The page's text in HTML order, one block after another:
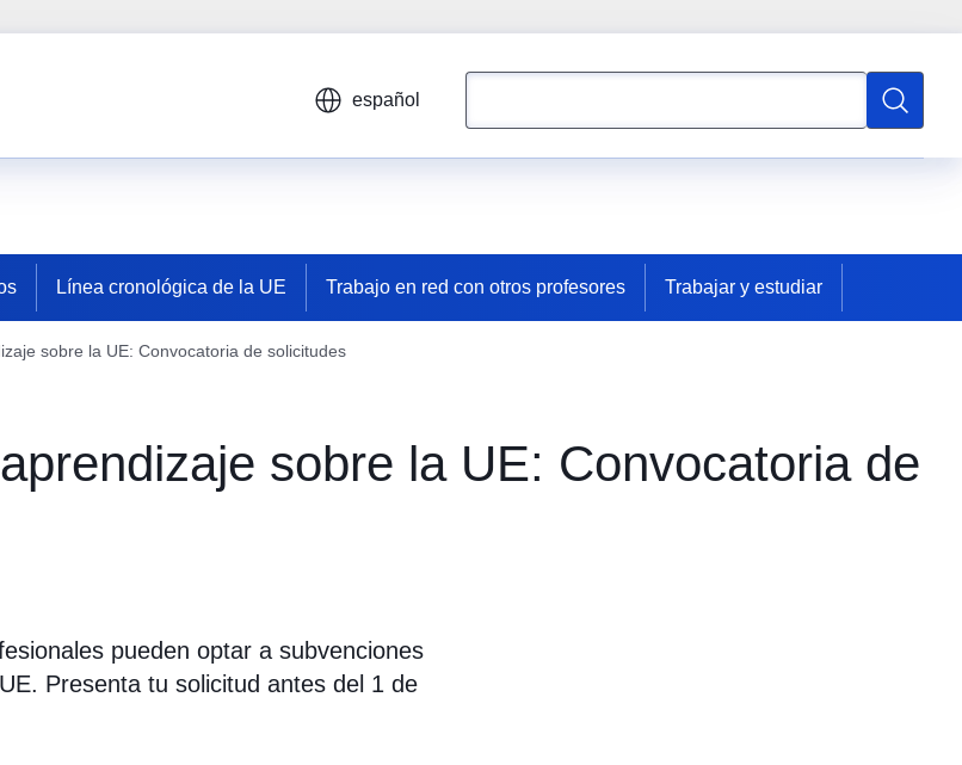
español
Línea cronológica de la UE Trabajo en red con otros profesores Trabajar y estudiar
sobre la UE: Convocatoria de solicitudes
sobre la UE: Convocatoria de
pueden optar a subvenciones
Presenta tu solicitud antes del 1 de